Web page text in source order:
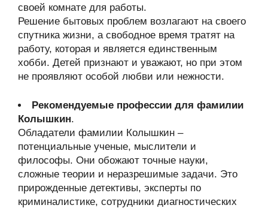
своей комнате для работы.
Решение бытовых проблем возлагают на своего
спутника жизни, а свободное время тратят на
работу, которая и является единственным
хобби. Детей признают и уважают, но при этом
не проявляют особой любви или нежности.
Рекомендуемые профессии для фамилии
Колышкин.
Обладатели фамилии Колышкин –
потенциальные ученые, мыслители и
философы. Они обожают точные науки,
сложные теории и неразрешимые задачи. Это
прирожденные детективы, эксперты по
криминалистике, сотрудники диагностических